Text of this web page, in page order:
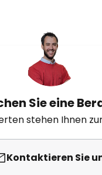
Sie eine
stehen Ihnen
Kontaktieren Sie